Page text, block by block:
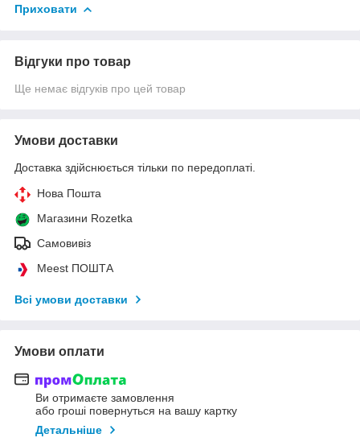
Приховати
Відгуки про товар
Ще немає відгуків про цей товар
Умови доставки
Доставка здійснюється тільки по передоплаті.
Нова Пошта
Магазини Rozetka
Самовивіз
Meest ПОШТА
Всі умови доставки
Умови оплати
Ви отримаєте замовлення
або гроші повернуться на вашу картку
Детальніше